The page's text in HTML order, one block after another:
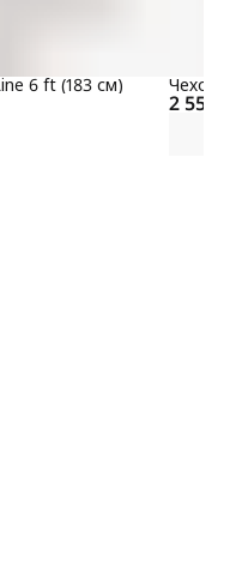
6 ft (183 см)
2 550 ₽
Чехол